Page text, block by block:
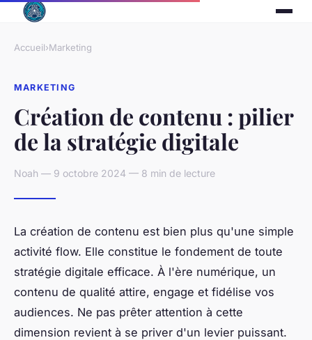
Accueil›Marketing
MARKETING
Création de contenu : pilier
de la stratégie digitale
Noah — 9 octobre 2024 — 8 min de lecture
La création de contenu est bien plus qu'une simple
activité flow. Elle constitue le fondement de toute
stratégie digitale efficace. À l'ère numérique, un
contenu de qualité attire, engage et fidélise vos
audiences. Ne pas prêter attention à cette
dimension revient à se priver d'un levier puissant.